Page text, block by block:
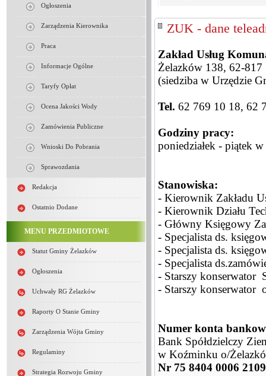
Ogłoszenia
Zarządzenia Kierownika
Praca
Informacje Ogólne
Taryfy Opłat
Ocena Jakości Wody
Zamówienia Publiczne
Wnioski Do Pobrania
Sprawozdania
Redakcja
Ostatnio Dodane
MENU PRZEDMIOTOWE
Statut Gminy Żelazków
Ogłoszenia
Uchwały RG Żelazków
Raporty O Stanie Gminy
Zarządzenia Wójta Gminy
Regulaminy
Strategia Rozwoju Gminy
ZUK - dane
Zakład Usług
Żelazków 138, 62-817
(siedziba w Urzędzie
Tel. 62 769 10 18, 62
Godziny pracy:
poniedziałek - piątek
Stanowiska:
- Kierownik Zakładu
- Kierownik Działu
- Główny Księgowy
- Specjalista ds.
- Specjalista ds.
- Specjalista
- Starszy konserwator
- Starszy konserwator
Numer konta
Bank Spółdzielczy
w Koźminku o/
Nr 75 8404 0006